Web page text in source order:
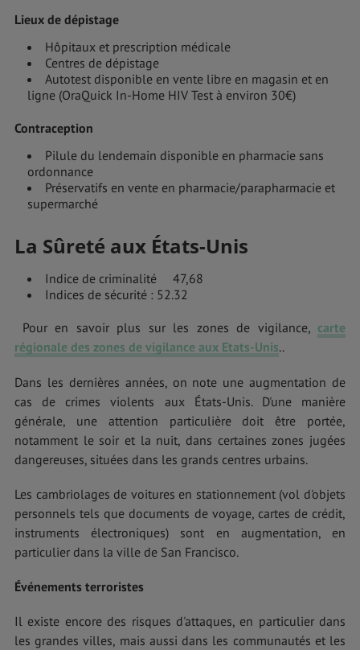
Lieux de dépistage
Hôpitaux et prescription médicale
Centres de dépistage
Autotest disponible en vente libre en magasin et en
ligne (OraQuick In-Home HIV Test à environ 30€)
Contraception
Pilule du lendemain disponible en pharmacie sans
ordonnance
Préservatifs en vente en pharmacie/parapharmacie et
supermarché
La Sûreté aux États-Unis
Indice de criminalité 47,68
Indices de sécurité : 52.32
Pour en savoir plus sur les zones de vigilance, carte
régionale des zones de vigilance aux Etats-Unis..
Dans les dernières années, on note une augmentation de
cas de crimes violents aux États-Unis. D'une manière
générale, une attention particulière doit être portée,
notamment le soir et la nuit, dans certaines zones jugées
dangereuses, situées dans les grands centres urbains.
Les cambriolages de voitures en stationnement (vol d'objets
personnels tels que documents de voyage, cartes de crédit,
instruments électroniques) sont en augmentation, en
particulier dans la ville de San Francisco.
Événements terroristes
Il existe encore des risques d'attaques, en particulier dans
les grandes villes, mais aussi dans les communautés et les